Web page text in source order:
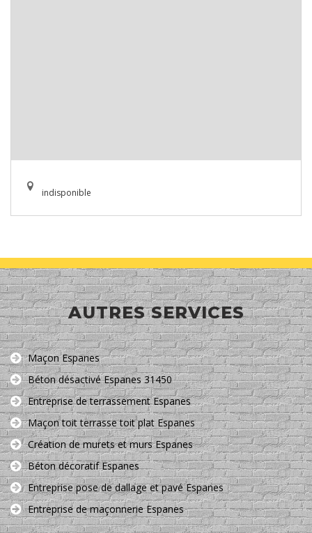
indisponible
AUTRES SERVICES
Maçon Espanes
Béton désactivé Espanes 31450
Entreprise de terrassement Espanes
Maçon toit terrasse toit plat Espanes
Création de murets et murs Espanes
Béton décoratif Espanes
Entreprise pose de dallage et pavé Espanes
Entreprise de maçonnerie Espanes